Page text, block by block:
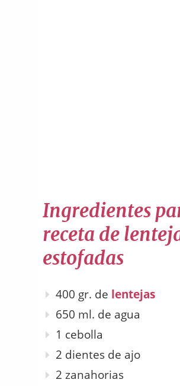
Ingredientes
receta de
estofadas
400 gr. de lentejas
650 ml. de agua
1 cebolla
2 dientes de ajo
2 zanahorias